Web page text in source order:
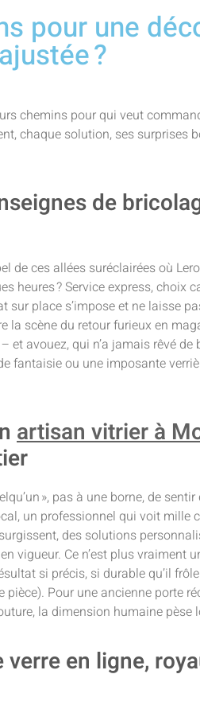
pour une
?
chemins pour qui veut
chaque solution, ses surprises
de
de ces allées suréclairées où
heures ? Service express, choix
sur place s’impose et ne laisse
la scène du retour furieux en
et avouez, qui n’a jamais rêvé
fantaisie ou une imposante
artisan vitrier à
», pas à une borne, de
un professionnel qui voit mille
des solutions
vigueur. Ce n’est plus vraiment
si précis, si durable qu’il
pièce). Pour une ancienne porte
la dimension humaine pèse
verre en ligne,